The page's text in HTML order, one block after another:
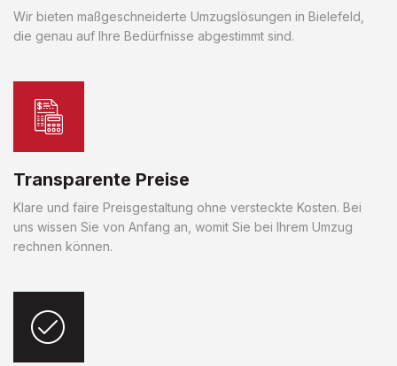
Wir bieten maßgeschneiderte Umzugslösungen in Bielefeld,
die genau auf Ihre Bedürfnisse abgestimmt sind.
Transparente Preise
Klare und faire Preisgestaltung ohne versteckte Kosten. Bei
uns wissen Sie von Anfang an, womit Sie bei Ihrem Umzug
rechnen können.